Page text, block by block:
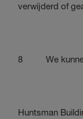
verwijderd of
8 We kunnen
Huntsman